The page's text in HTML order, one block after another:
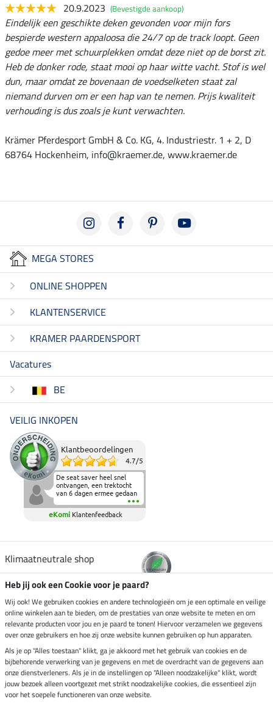
20.9.2023 (Bevestigde aankoop)
Eindelijk een geschikte deken gevonden voor mijn fors
bespierde western appaloosa die 24/7 op de track loopt. Geen
gedoe meer met schuurplekken omdat deze niet op de borst zit.
Heb de donker rode, staat mooi op haar witte vacht. Stof is wel
dun, maar omdat ze bovenaan de voedselketen staat zal
niemand durven om er een hap van te nemen. Prijs kwaliteit
verhouding is dus zoals je kunt verwachten.
Krämer Pferdesport GmbH & Co. KG, 4. Industriestr. 1 + 2, D
68764 Hockenheim, info@kraemer.de, www.kraemer.de
MEGA STORES
ONLINE SHOPPEN
KLANTENSERVICE
KRAMER PAARDENSPORT
Vacatures
BE
VEILIG INKOPEN
Klantbeoordelingen
4.7/5
De seat saver heel snel
ontvangen, een trektocht
van 6 dagen ermee gedaan
en deze heeft de beproeving
fantastisch doorstaan.
Heerlijk zacht om op te
elkaar in het zadel.
eKomi Klantenfeedback
Klimaatneutrale shop
Verzending per
Veilig betalen met
Impressum
Heb jij ook een Cookie voor je paard?
Wij ook! We gebruiken cookies en andere technologieën om je een optimale en veilige
online winkelen aan te bieden, om de prestaties van onze website te meten en om
relevante producten voor jou en je paard te tonen! Hiervoor verzamelen we gegevens
over onze gebruikers en hoe zij onze website kunnen gebruiken op hun apparaten.
Als je op "Alles toestaan" klikt, ga je akkoord met het gebruik van cookies en de
bijbehorende verwerking van je gegevens en met de overdracht van de gegevens aan
onze dienstverleners. Als je in de instellingen op "Alleen noodzakelijke" klikt, wordt
jouw bezoek alleen voortgezet met strikt noodzakelijke cookies, die essentieel zijn
voor het soepele functioneren van onze website.